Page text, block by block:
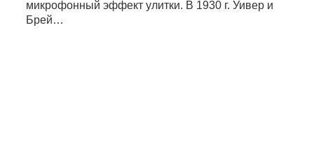
микрофонный эффект улитки. В 1930 г. Уивер и
Брей…